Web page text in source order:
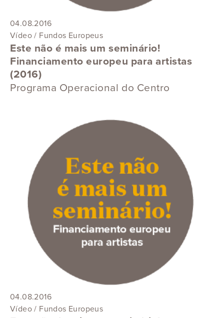
04.08.2016
Vídeo / Fundos Europeus
Este não é mais um seminário!
Financiamento europeu para artistas
(2016)
Programa Operacional do Centro
04.08.2016
Vídeo / Fundos Europeus